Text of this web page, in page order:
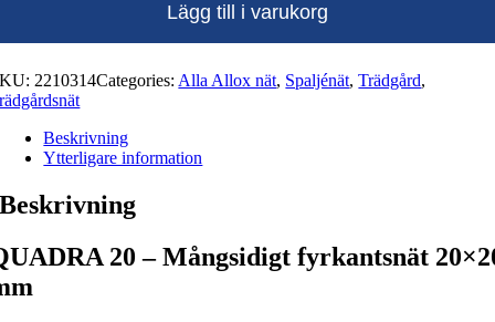
Lägg till i varukorg
2210314Categories: Alla Allox nät, Spaljénät,Trädgård,
Beskrivning
Ytterligare information
Beskrivning
20 – Mångsidigt fyrkantsnät